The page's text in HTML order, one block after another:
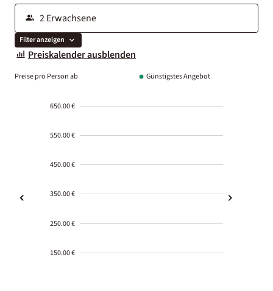
Filter anzeigen
Preiskalender ausblenden
Preise pro Person ab Günstigstes Angebot
650.00 €
550.00 €
450.00 €
350.00 €
250.00 €
150.00 €